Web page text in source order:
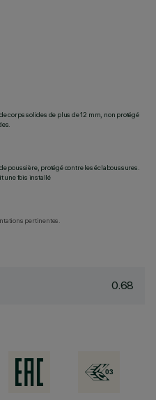
corps solides de plus de 12 mm, non protégé
poussière, protégé contre les éclaboussures.
une fois installé
pertinentes.
0.68